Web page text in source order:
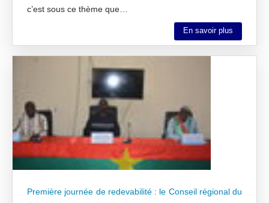
c’est sous ce thème que…
En savoir plus
Première journée de redevabilité : le Conseil régional du